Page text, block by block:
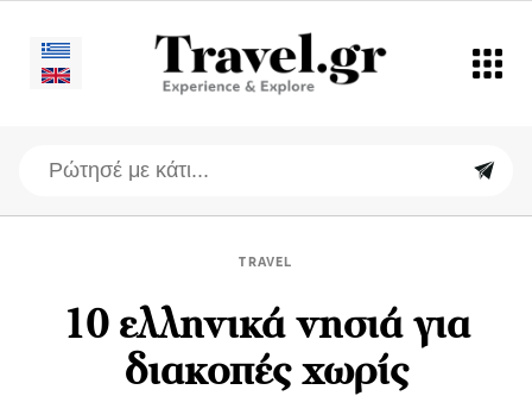
TRAVEL
10 ελληνικά νησιά για
διακοπές χωρίς